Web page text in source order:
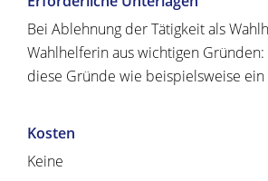
Bei Ablehnung der Tätigkeit als
Wahlhelferin aus wichtigen
diese Gründe wie beispielsweise
Kosten
Keine